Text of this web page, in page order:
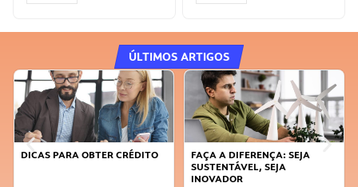
ÚLTIMOS ARTIGOS
DICAS PARA OBTER CRÉDITO
FAÇA A DIFERENÇA: SEJA
SUSTENTÁVEL, SEJA
INOVADOR